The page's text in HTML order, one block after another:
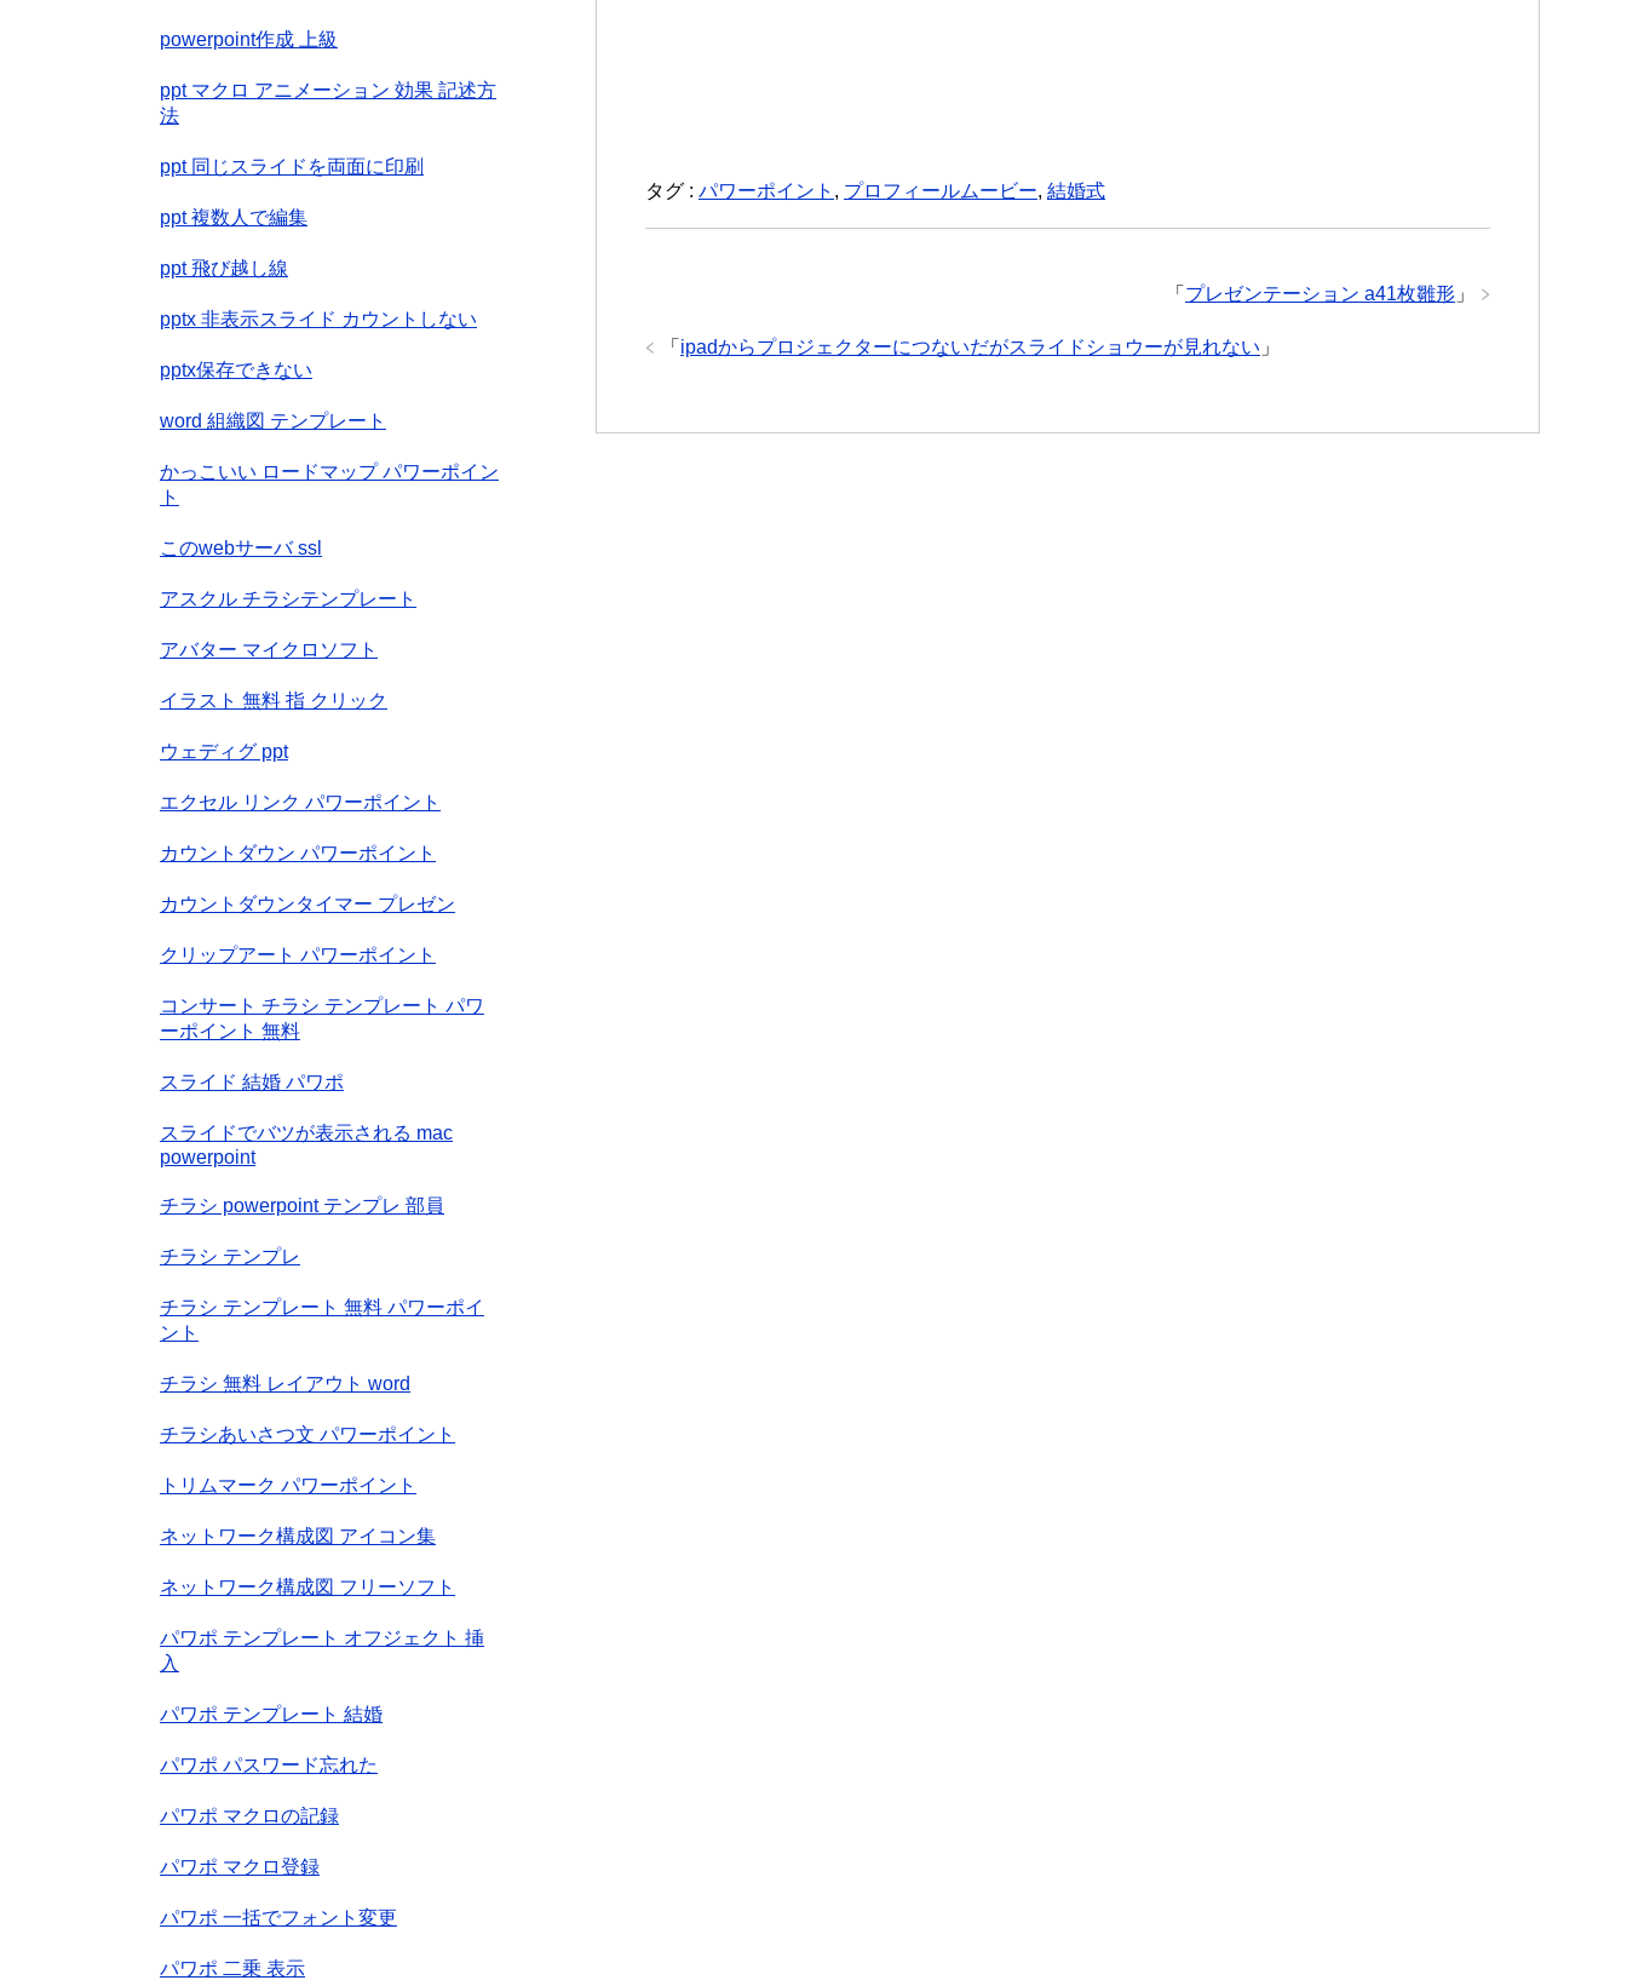
タグ : パワーポイント , プロフィールムービー, 結婚式
「 プレゼンテーション a41枚雛形 」
「 ipadからプロジェクターにつないだがスライドショウーが見れない 」
powerpoint作成 上級
ppt マクロ アニメーション 効果 記述方
法
ppt 同じスライドを両面に印刷
ppt 複数人で編集
ppt 飛び越し線
pptx 非表示スライド カウントしない
pptx保存できない
word 組織図 テンプレート
かっこいい ロードマップ パワーポイン
ト
このwebサーバ ssl
アスクル チラシテンプレート
アバター マイクロソフト
イラスト 無料 指 クリック
ウェディグ ppt
エクセル リンク パワーポイント
カウントダウン パワーポイント
カウントダウンタイマー プレゼン
クリップアート パワーポイント
コンサート チラシ テンプレート パワ
ーポイント 無料
スライド 結婚 パワポ
スライドでバツが表示される mac
powerpoint
チラシ powerpoint テンプレ 部員
チラシ テンプレ
チラシ テンプレート 無料 パワーポイ
ント
チラシ 無料 レイアウト word
チラシあいさつ文 パワーポイント
トリムマーク パワーポイント
ネットワーク構成図 アイコン集
ネットワーク構成図 フリーソフト
パワポ テンプレート オフジェクト 挿
入
パワポ テンプレート 結婚
パワポ パスワード忘れた
パワポ マクロの記録
パワポ マクロ登録
パワポ 一括でフォント変更
パワポ 二乗 表示